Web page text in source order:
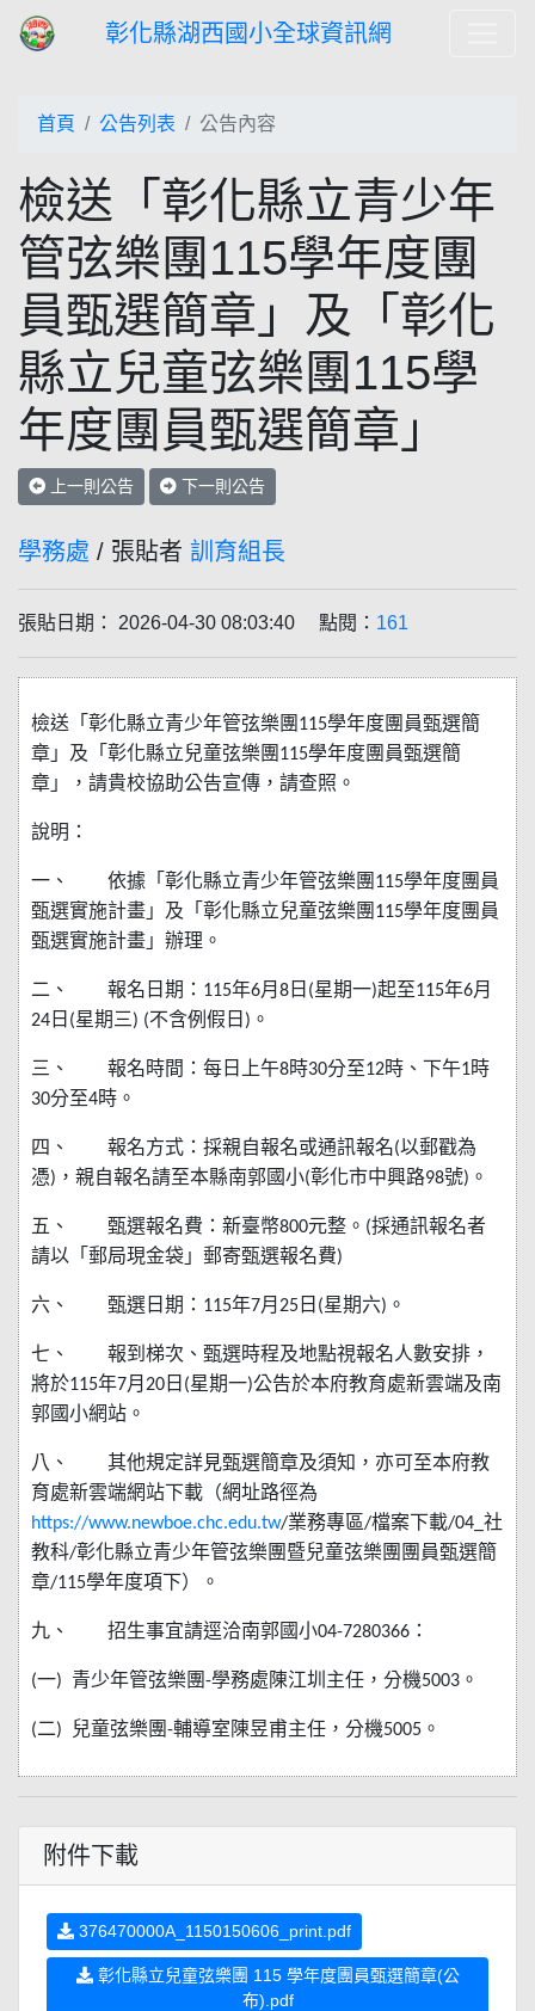
彰化縣湖西國小全球資訊網
首頁 公告列表 公告內容
檢送「彰化縣立青少年
管弦樂團115學年度團
員甄選簡章」及「彰化
縣立兒童弦樂團115學
年度團員甄選簡章」
上一則公告 下一則公告
學務處 / 張貼者 訓育組長
張貼日期： 2026-04-30 08:03:40 點閱： 161
檢送「彰化縣立青少年管弦樂團 115學年度團員甄選簡
章」及「彰化縣立兒童弦樂團 115學年度團員甄選簡
章」，請貴校協助公告宣傳，請查照。
說明：
一、 依據「彰化縣立青少年管弦樂團 115學年度團員
甄選實施計畫」及「彰化縣立兒童弦樂團 115學年度團員
甄選實施計畫」辦理。
二、 報名日期： 115年6月 8 日 (星期一)起至115年6月
24 日 (星期三) (不含例假日 ) 。
三、 報名時間：每日上午8時30分至12時、下午1時
30分至4時。
四、 報名方式：採親自報名或通訊報名(以郵戳為
憑) ，親自報名請至本縣南郭國小(彰化市中興路98號) 。
五、 甄選報名費：新臺幣800元整。 (採通訊報名者
請以「郵局現金袋」郵寄甄選報名費)
六、 甄選日期： 115年7月 25 日 (星期六) 。
七、
報到梯次、甄選時程及地點視報名人數安排，
將於115年7月 20 日 (星期一)公告於本府教育處新雲端及南
郭國小網站。
八、
其他規定詳見甄選簡章及須知，亦可至本府教
育處新雲端網站下載（網址路徑為
https://www.newboe.chc.edu.tw/業務專區/檔案下載/04_ 社
教科/彰化縣立青少年管弦樂團暨兒童弦樂團團員甄選簡
章/115學年度項下）。
九、 招生事宜請逕洽南郭國小04-7280366 ：
(一) 青少年管弦樂團-學務處陳江圳主任，分機5003 。
(二) 兒童弦樂團-輔導室陳昱甫主任，分機5005 。
附件下載
376470000A_1150150606_print.pdf
彰化縣立兒童弦樂團 115 學年度團員甄選簡章(公
布).pdf